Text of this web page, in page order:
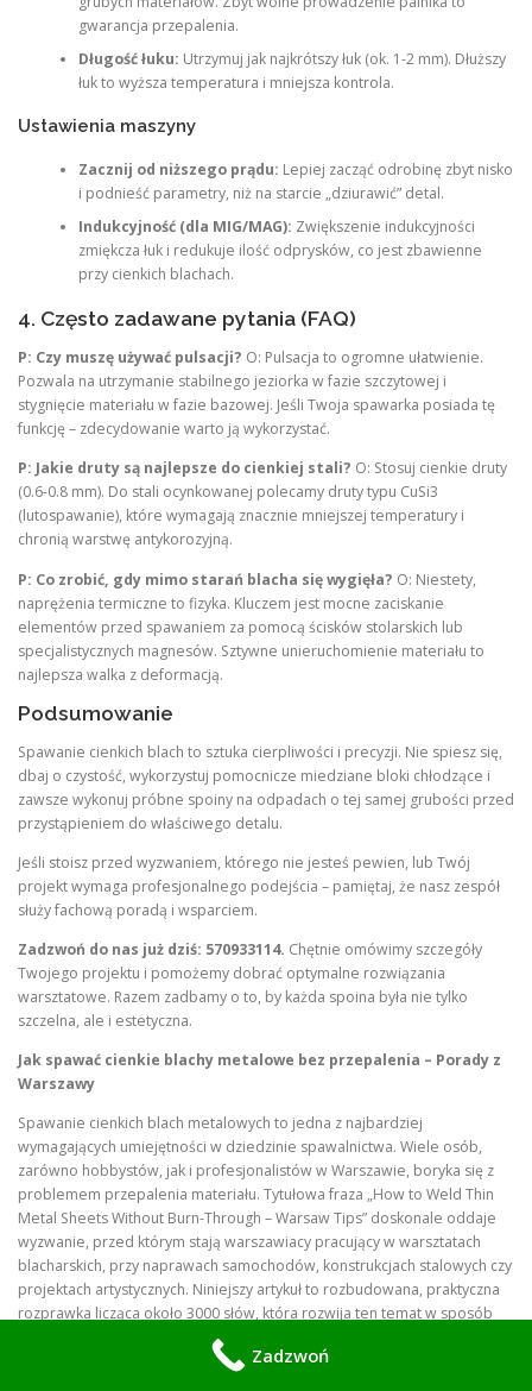
gwarancja przepalenia.
Długość łuku: Utrzymuj jak najkrótszy łuk (ok. 1-2 mm). Dłuższy
łuk to wyższa temperatura i mniejsza kontrola.
Ustawienia maszyny
Zacznij od niższego prądu: Lepiej zacząć odrobinę zbyt nisko
i podnieść parametry, niż na starcie „dziurawić” detal.
Indukcyjność (dla MIG/MAG): Zwiększenie indukcyjności
zmiękcza łuk i redukuje ilość odprysków, co jest zbawienne
przy cienkich blachach.
4. Często zadawane pytania (FAQ)
P: Czy muszę używać pulsacji? O: Pulsacja to ogromne ułatwienie.
Pozwala na utrzymanie stabilnego jeziorka w fazie szczytowej i
stygnięcie materiału w fazie bazowej. Jeśli Twoja spawarka posiada tę
funkcję – zdecydowanie warto ją wykorzystać.
P: Jakie druty są najlepsze do cienkiej stali? O: Stosuj cienkie druty
(0.6-0.8 mm). Do stali ocynkowanej polecamy druty typu CuSi3
(lutospawanie), które wymagają znacznie mniejszej temperatury i
chronią warstwę antykorozyjną.
P: Co zrobić, gdy mimo starań blacha się wygięła? O: Niestety,
naprężenia termiczne to fizyka. Kluczem jest mocne zaciskanie
elementów przed spawaniem za pomocą ścisków stolarskich lub
specjalistycznych magnesów. Sztywne unieruchomienie materiału to
najlepsza walka z deformacją.
Podsumowanie
Spawanie cienkich blach to sztuka cierpliwości i precyzji. Nie spiesz się,
dbaj o czystość, wykorzystuj pomocnicze miedziane bloki chłodzące i
zawsze wykonuj próbne spoiny na odpadach o tej samej grubości przed
przystąpieniem do właściwego detalu.
Jeśli stoisz przed wyzwaniem, którego nie jesteś pewien, lub Twój
projekt wymaga profesjonalnego podejścia – pamiętaj, że nasz zespół
służy fachową poradą i wsparciem.
Zadzwoń do nas już dziś: 570933114. Chętnie omówimy szczegóły
Twojego projektu i pomożemy dobrać optymalne rozwiązania
warsztatowe. Razem zadbamy o to, by każda spoina była nie tylko
szczelna, ale i estetyczna.
Jak spawać cienkie blachy metalowe bez przepalenia – Porady z
Warszawy
Spawanie cienkich blach metalowych to jedna z najbardziej
wymagających umiejętności w dziedzinie spawalnictwa. Wiele osób,
zarówno hobbystów, jak i profesjonalistów w Warszawie, boryka się z
problemem przepalenia materiału. Tytułowa fraza „How to Weld Thin
Metal Sheets Without Burn-Through – Warsaw Tips” doskonale oddaje
wyzwanie, przed którym stają warszawiacy pracujący w warsztatach
blacharskich, przy naprawach samochodów, konstrukcjach stalowych czy
projektach artystycznych. Niniejszy artykuł to rozbudowana, praktyczna
rozprawka licząca około 3000 słów, która rozwija ten temat w sposób
kompleksowy – od podstaw teoretycznych, przez techniki, po lokalne
porady dostosowane do warunków panujących w stolicy Polski.
Zadzwoń